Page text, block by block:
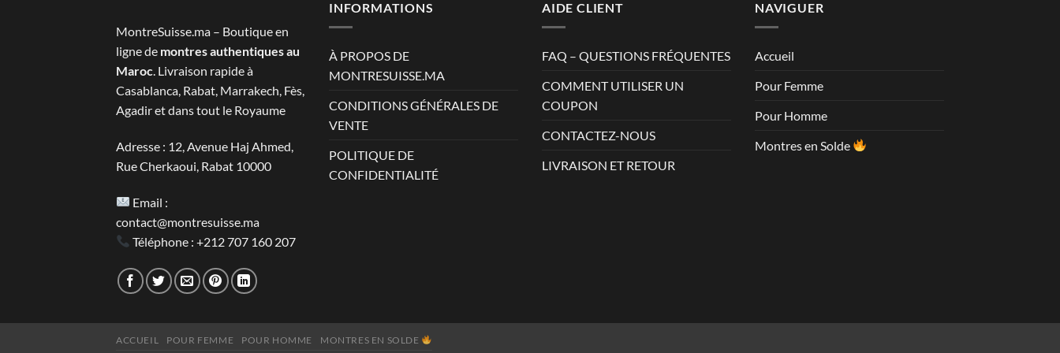
1.390 MAD.
MontreSuisse.ma – Boutique en
ligne de montres authentiques au
Maroc. Livraison rapide à
Casablanca, Rabat, Marrakech, Fès,
Agadir et dans tout le Royaume
Adresse : 12, Avenue Haj Ahmed,
Rue Cherkaoui, Rabat 10000
Email :
contact@montresuisse.ma
Téléphone :+212 707 160 207
INFORMATIONS
À PROPOS DE
MONTRESUISSE.MA
CONDITIONS GÉNÉRALES DE
VENTE
POLITIQUE DE
CONFIDENTIALITÉ
AIDE CLIENT
FAQ – QUESTIONS FRÉQUENTES
COMMENT UTILISER UN
COUPON
CONTACTEZ-NOUS
LIVRAISON ET RETOUR
NAVIGUER
Accueil
Pour Femme
Pour Homme
Montres en Solde
ACCUEIL POUR FEMME POUR HOMME MONTRES EN SOLDE